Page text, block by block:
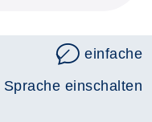
einfache
Sprache einschalten